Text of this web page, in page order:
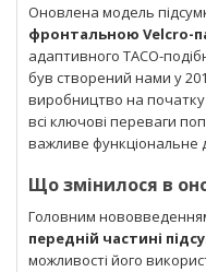
Оновлена модель
фронтальною Velcro-
адаптивного TACO-
був створений нами у
виробництво на початку
всі ключові переваги
важливе функціональне
Що змінилося в
Головним
передній частині
можливості його